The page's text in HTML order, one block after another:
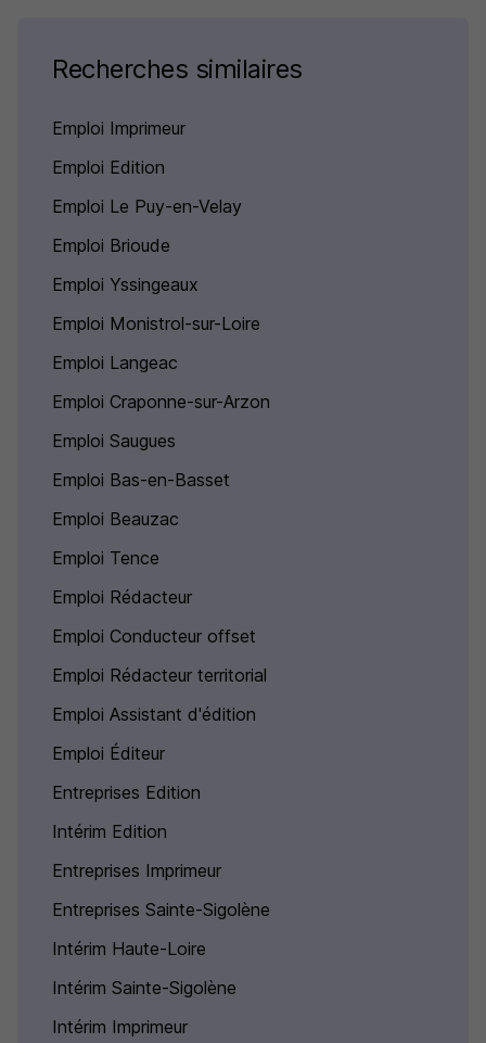
Recherches similaires
Emploi Imprimeur
Emploi Edition
Emploi Le Puy-en-Velay
Emploi Brioude
Emploi Yssingeaux
Emploi Monistrol-sur-Loire
Emploi Langeac
Emploi Craponne-sur-Arzon
Emploi Saugues
Emploi Bas-en-Basset
Emploi Beauzac
Emploi Tence
Emploi Rédacteur
Emploi Conducteur offset
Emploi Rédacteur territorial
Emploi Assistant d'édition
Emploi Éditeur
Entreprises Edition
Intérim Edition
Entreprises Imprimeur
Entreprises Sainte-Sigolène
Intérim Haute-Loire
Intérim Sainte-Sigolène
Intérim Imprimeur